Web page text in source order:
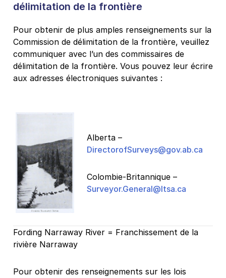
délimitation de la frontière
Pour obtenir de plus amples renseignements sur la
Commission de délimitation de la frontière, veuillez
communiquer avec l’un des commissaires de
délimitation de la frontière. Vous pouvez leur écrire
aux adresses électroniques suivantes :
Alberta –
DirectorofSurveys@gov.ab.ca
Colombie-Britannique –
Surveyor.General@ltsa.ca
Fording Narraway River = Franchissement de la
rivière Narraway
Pour obtenir des renseignements sur les lois